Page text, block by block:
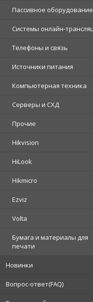
Пассивное оборудование
Системы онлайн-
Телефоны и связь
Источники питания
Компьютерная техника
Серверы и СХД
Прочие
Hikvision
HiLook
Hikmicro
Ezviz
Volta
Бумага и материалы для
печати
Новинки
Вопрос-ответ(FAQ)